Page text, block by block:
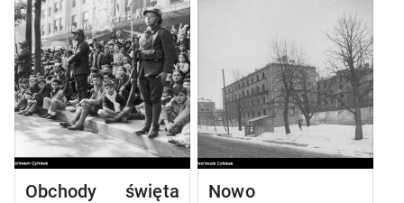
Obchody święta
Nowo